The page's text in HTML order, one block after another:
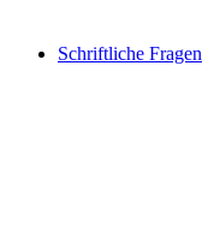
Schriftliche Fragen